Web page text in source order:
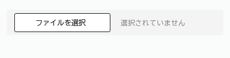
ファイルを選択 選択されていません